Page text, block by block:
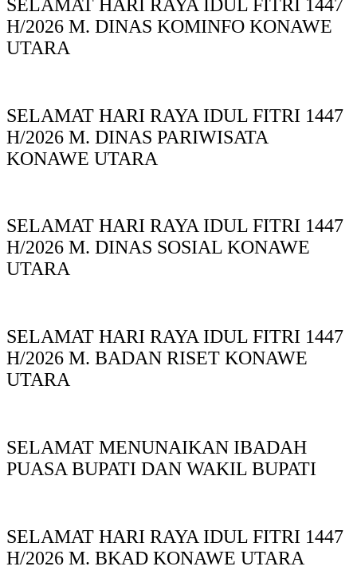
SELAMAT HARI RAYA IDUL FITRI 1447
H/2026 M. DINAS KOMINFO KONAWE
UTARA
SELAMAT HARI RAYA IDUL FITRI 1447
H/2026 M. DINAS PARIWISATA
KONAWE UTARA
SELAMAT HARI RAYA IDUL FITRI 1447
H/2026 M. DINAS SOSIAL KONAWE
UTARA
SELAMAT HARI RAYA IDUL FITRI 1447
H/2026 M. BADAN RISET KONAWE
UTARA
SELAMAT MENUNAIKAN IBADAH
PUASA BUPATI DAN WAKIL BUPATI
SELAMAT HARI RAYA IDUL FITRI 1447
H/2026 M. BKAD KONAWE UTARA